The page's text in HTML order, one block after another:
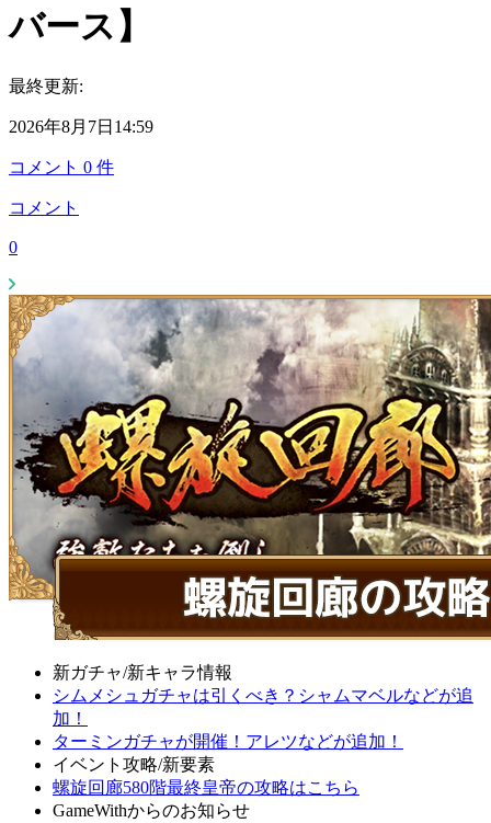
バース】
最終更新:
2026年8月7日14:59
コメント 0 件
コメント
0
新ガチャ/新キャラ情報
シムメシュガチャは引くべき？シャムマベルなどが追
加！
ターミンガチャが開催！アレツなどが追加！
イベント攻略/新要素
螺旋回廊580階最終皇帝の攻略はこちら
GameWithからのお知らせ